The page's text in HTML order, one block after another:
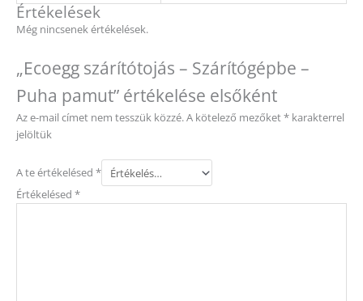
Értékelések
Még nincsenek értékelések.
„Ecoegg szárítótojás – Szárítógépbe –
Puha pamut” értékelése elsőként
Az e-mail címet nem tesszük közzé.A kötelező mezőket* karakterrel
jelöltük
A te értékelésed *
Értékelésed *